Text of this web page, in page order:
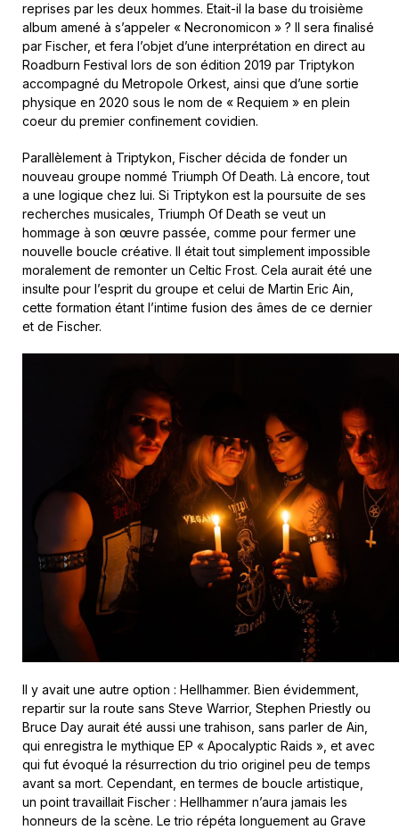
reprises par les deux hommes. Etait-il la base du troisième
album amené à s’appeler « Necronomicon » ? Il sera finalisé
par Fischer, et fera l’objet d’une interprétation en direct au
Roadburn Festival lors de son édition 2019 par Triptykon
accompagné du Metropole Orkest, ainsi que d’une sortie
physique en 2020 sous le nom de « Requiem » en plein
coeur du premier confinement covidien.
Parallèlement à Triptykon, Fischer décida de fonder un
nouveau groupe nommé Triumph Of Death. Là encore, tout
a une logique chez lui. Si Triptykon est la poursuite de ses
recherches musicales, Triumph Of Death se veut un
hommage à son œuvre passée, comme pour fermer une
nouvelle boucle créative. Il était tout simplement impossible
moralement de remonter un Celtic Frost. Cela aurait été une
insulte pour l’esprit du groupe et celui de Martin Eric Ain,
cette formation étant l’intime fusion des âmes de ce dernier
et de Fischer.
Il y avait une autre option : Hellhammer. Bien évidemment,
repartir sur la route sans Steve Warrior, Stephen Priestly ou
Bruce Day aurait été aussi une trahison, sans parler de Ain,
qui enregistra le mythique EP « Apocalyptic Raids », et avec
qui fut évoqué la résurrection du trio originel peu de temps
avant sa mort. Cependant, en termes de boucle artistique,
un point travaillait Fischer : Hellhammer n’aura jamais les
honneurs de la scène. Le trio répéta longuement au Grave